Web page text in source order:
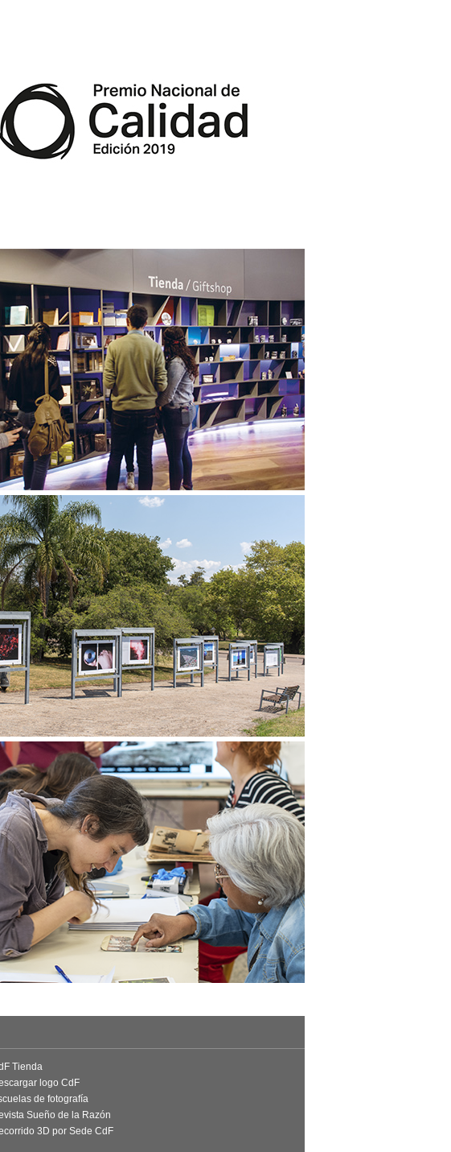
Tienda
logo CdF
de fotografía
Sueño de la Razón
3D por Sede CdF